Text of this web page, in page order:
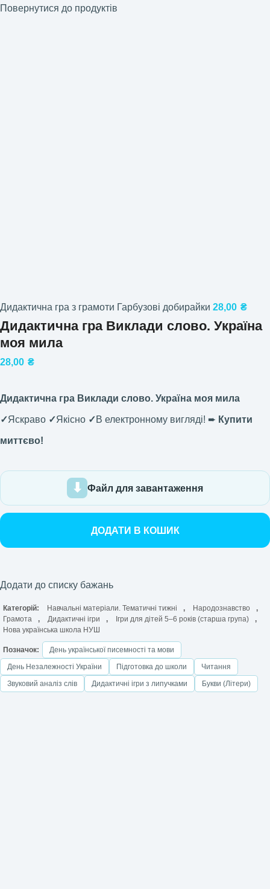
Повернутися до продуктів
Дидактична гра з грамоти Гарбузові добирайки 28,00 ₴
Дидактична гра Виклади слово. Україна
моя мила
28,00 ₴
Дидактична гра Виклади слово. Україна моя мила
✓Яскраво ✓Якісно ✓В електронному вигляді! ➨ Купити
миттєво!
Файл для завантаження
ДОДАТИ В КОШИК
Додати до списку бажань
Категорій: Навчальні матеріали. Тематичні тижні , Народознавство
,
Грамота
, Дидактичні ігри , Ігри для дітей 5–6 років (старша група)
,
Нова українська школа НУШ
Позначок:
День української писемності та мови
День Незалежності України
Підготовка до школи
Читання
Звуковий аналіз слів
Дидактичні ігри з липучками Букви (Літери)